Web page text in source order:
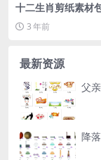
十二生肖剪纸素材
3 年前
最新资源
父
降